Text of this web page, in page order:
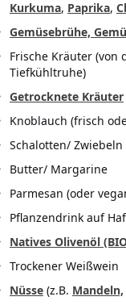
Kurkuma, Paprika,
Gemüsebrühe,
Frische Kräuter (von
Tiefkühltruhe)
Getrocknete Kräuter
Knoblauch (frisch
Schalotten/ Zwiebeln
Butter/ Margarine
Parmesan (oder
Pflanzendrink auf
Natives Olivenöl
Trockener Weißwein
Nüsse (z.B. Mandeln,